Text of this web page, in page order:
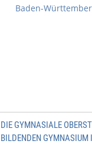
DIE GYMNASIALE
BILDENDEN GYMNASIUM